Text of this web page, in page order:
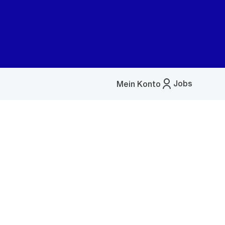
Jobs
Mein Konto
Menü